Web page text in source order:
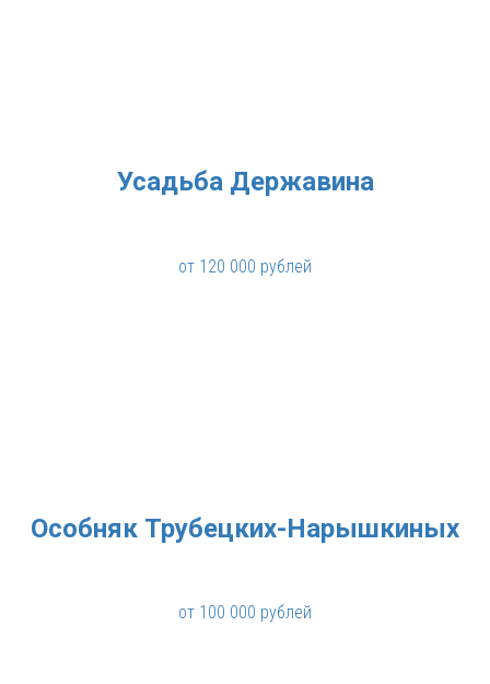
Усадьба Державина
от 120 000 рублей
Особняк Трубецких-Нарышкиных
от 100 000 рублей